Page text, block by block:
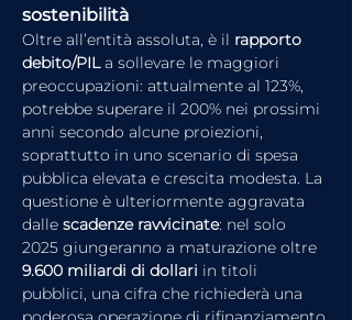
sostenibilità
Oltre all’entità assoluta, è il rapporto
debito/PIL a sollevare le maggiori
preoccupazioni: attualmente al 123%,
potrebbe superare il 200% nei prossimi
anni secondo alcune proiezioni,
soprattutto in uno scenario di spesa
pubblica elevata e crescita modesta. La
questione è ulteriormente aggravata
dalle scadenze ravvicinate: nel solo
2025 giungeranno a maturazione oltre
9.600 miliardi di dollari in titoli
pubblici, una cifra che richiederà una